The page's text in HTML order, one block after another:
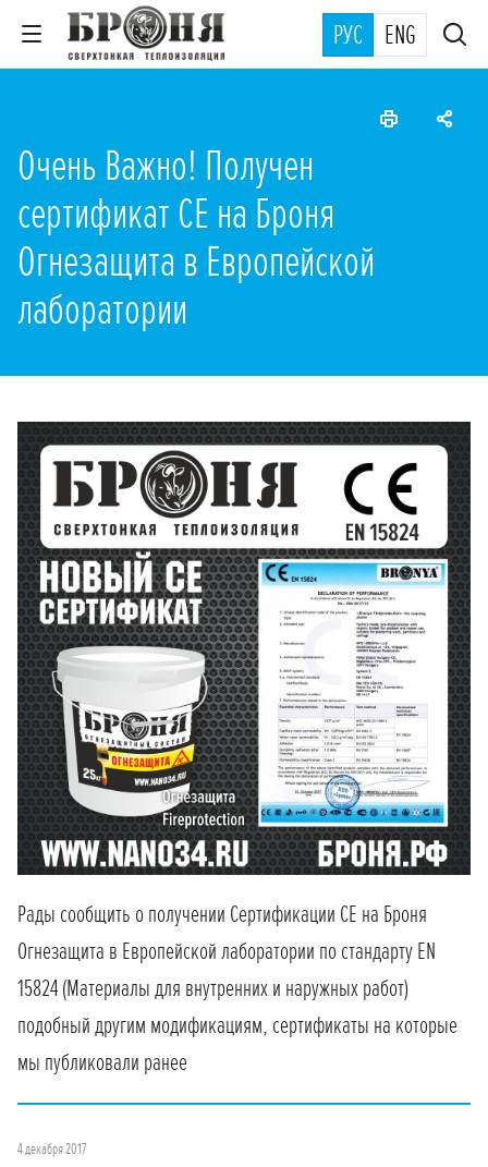
РУС ENG
Очень Важно! Получен
сертификат СЕ на Броня
Огнезащита в Европейской
лаборатории
Рады сообщить о получении Сертификации СЕ на Броня
Огнезащита в Европейской лаборатории по стандарту EN
15824 (Материалы для внутренних и наружных работ)
подобный другим модификациям, сертификаты на которые
мы публиковали ранее
4 декабря 2017